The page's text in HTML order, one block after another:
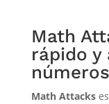
Math
rápido y
Math Attacks